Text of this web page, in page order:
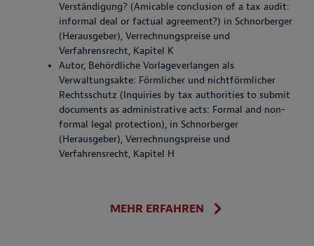
Verständigung? (Amicable conclusion of a tax audit:
informal deal or factual agreement?) in Schnorberger
(Herausgeber), Verrechnungspreise und
Verfahrensrecht, Kapitel K
Autor, Behördliche Vorlageverlangen als
Verwaltungsakte: Förmlicher und nichtförmlicher
Rechtsschutz (Inquiries by tax authorities to submit
documents as administrative acts: Formal and non-
formal legal protection), in Schnorberger
(Herausgeber), Verrechnungspreise und
Verfahrensrecht, Kapitel H
MEHR ERFAHREN